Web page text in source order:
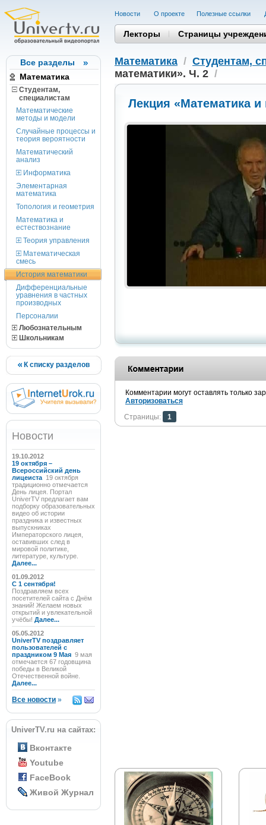
Все разделы
Математика
Студентам,
cпециалистам
Математические
методы и модели
Случайные процессы и
теория вероятности
Математический
анализ
Информатика
Элементарная
математика
Топология и геометрия
Математика и
естествознание
Теория управления
Математическая
смесь
История математики
Дифференциальные
уравнения в частных
производных
Персоналии
Любознательным
Школьникам
К списку разделов
Новости
19.10.2012
19 октября –
Всероссийский день
лицеиста 19 октября
традиционно отмечается
День лицея. Портал
UniverTV предлагает вам
подборку образовательных
видео об истории
праздника и известных
выпускниках
Императорского лицея,
оставивших след в
мировой политике,
литературе, культуре.
Далее...
01.09.2012
C 1 сентября!
Поздравляем всех
посетителей сайта с Днём
знаний! Желаем новых
открытий и увлекательной
учёбы! Далее...
05.05.2012
UniverTV поздравляет
пользователей с
праздником 9 Мая 9 мая
отмечается 67 годовщина
победы в Великой
Отечественной войне.
Далее...
Все новости »
UniverTV.ru на сайтах:
Вконтакте
Youtube
FaceBook
Живой Журнал
Новости О проекте Полезные cсылки
Лекторы Страницы
Математика / Студентам,
математики». Ч. 2 /
Лекция «Математика
Комментарии могут оставлять только
Авторизоваться
Страницы:
1